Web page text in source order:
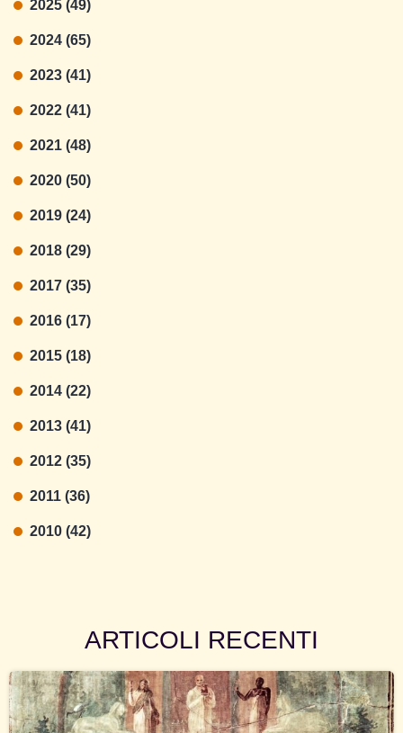
2025 (49)
2024 (65)
2023 (41)
2022 (41)
2021 (48)
2020 (50)
2019 (24)
2018 (29)
2017 (35)
2016 (17)
2015 (18)
2014 (22)
2013 (41)
2012 (35)
2011 (36)
2010 (42)
ARTICOLI RECENTI